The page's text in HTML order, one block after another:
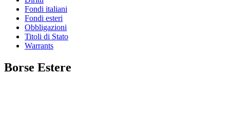
Fondi italiani
Fondi esteri
Obbligazioni
Titoli di Stato
Warrants
Borse Estere